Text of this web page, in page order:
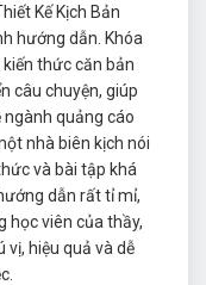
Kế Kịch Bản
hướng dẫn. Khóa
thức căn bản
câu chuyện, giúp
ngành quảng cáo
nhà biên kịch nói
và bài tập khá
dẫn rất tỉ mỉ,
học viên của thầy,
vị, hiệu quả và dễ